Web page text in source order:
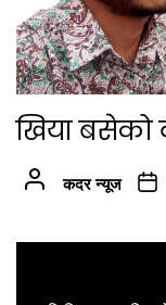
खिया बसेको
कदर न्यूज